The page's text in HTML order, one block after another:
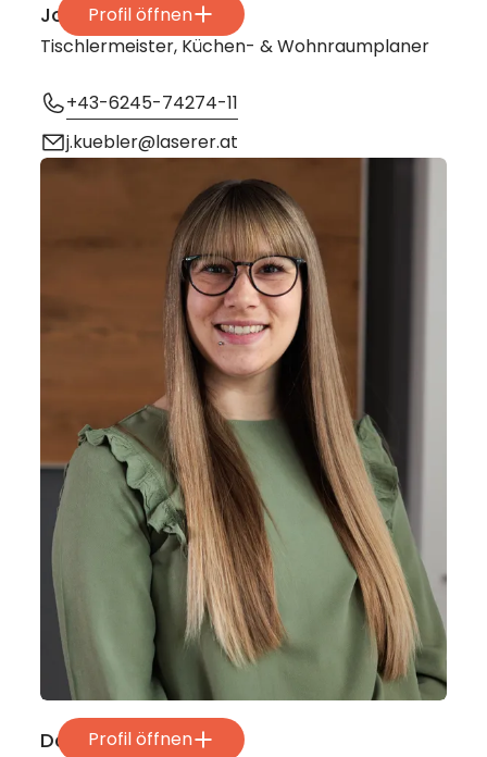
Profil öffnen
Johann Kübler
Tischlermeister, Küchen- & Wohnraumplaner
+43-6245-74274-11
j.kuebler@laserer.at
Profil öffnen
Daniela Auer